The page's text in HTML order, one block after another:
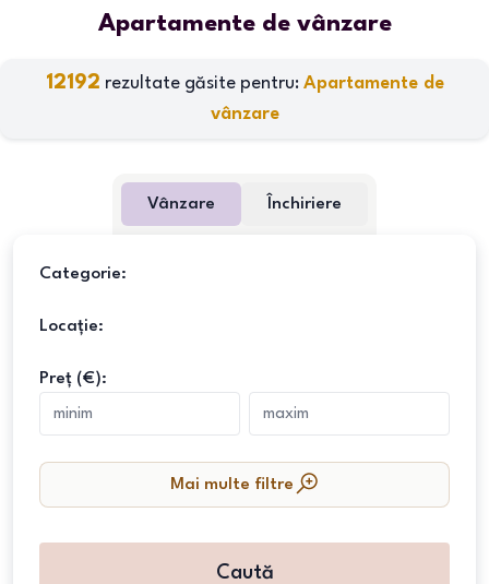
Apartamente de vânzare
12192 rezultate găsite pentru: Apartamente de
vânzare
Vânzare Închiriere
Categorie:
Locație:
Preț (€):
Mai multe filtre
Caută